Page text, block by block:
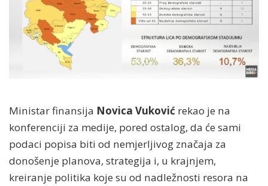
Ministar finansija Novica Vuković rekao je na
konferenciji za medije, pored ostalog, da će sami
podaci popisa biti od nemjerljivog značaja za
donošenje planova, strategija i, u krajnjem,
kreiranje politika koje su od nadležnosti resora na